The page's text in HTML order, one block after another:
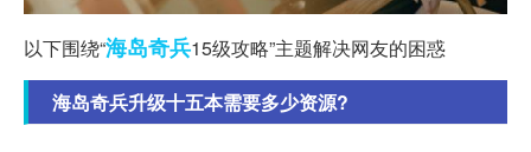
以下围绕“海岛奇兵15级攻略”主题解决网友的困惑
海岛奇兵升级十五本需要多少资源?